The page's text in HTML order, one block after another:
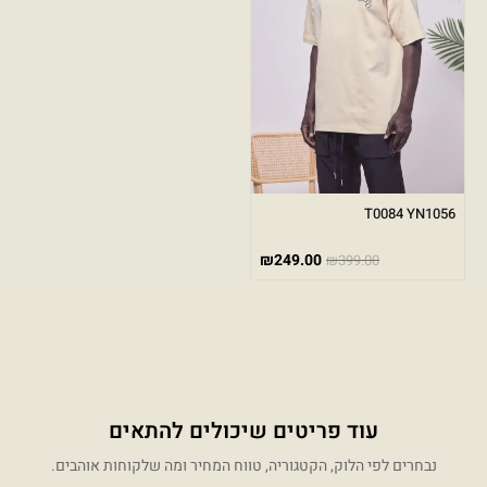
T0084 YN1056
₪399.00
₪249.00
עוד פריטים שיכולים להתאים
נבחרים לפי הלוק, הקטגוריה, טווח המחיר ומה שלקוחות אוהבים.